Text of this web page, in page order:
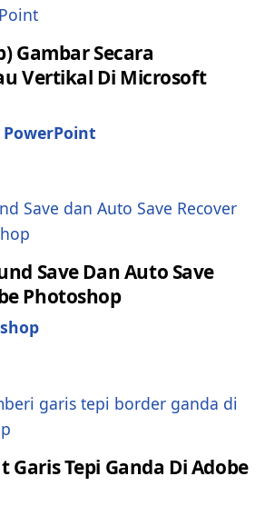
Gambar Secara
Vertikal Di Microsoft
Save Dan Auto Save
Photoshop
Garis Tepi Ganda Di Adobe